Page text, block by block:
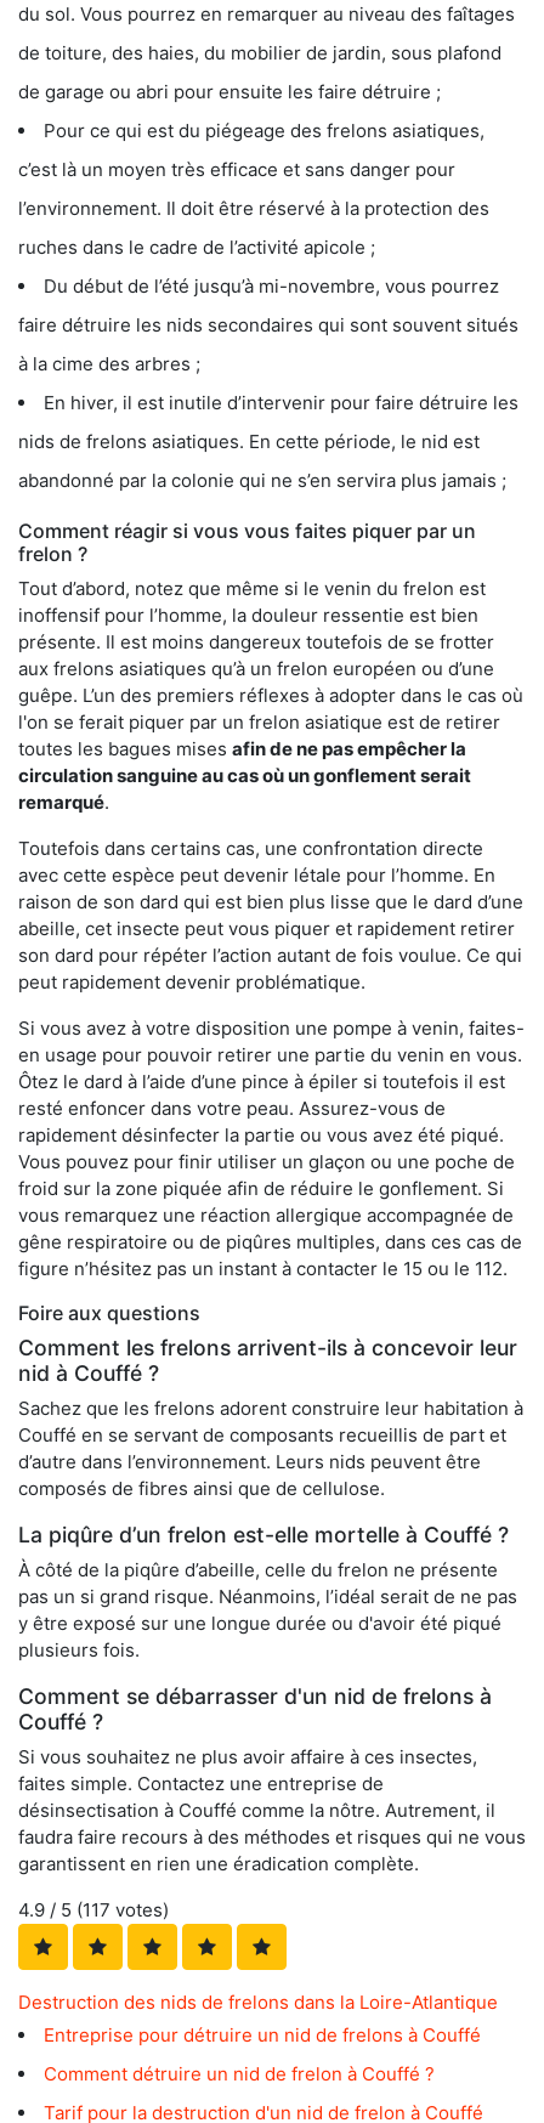
du sol. Vous pourrez en remarquer au niveau des faîtages
de toiture, des haies, du mobilier de jardin, sous plafond
de garage ou abri pour ensuite les faire détruire ;
Pour ce qui est du piégeage des frelons asiatiques,
c’est là un moyen très efficace et sans danger pour
l’environnement. Il doit être réservé à la protection des
ruches dans le cadre de l’activité apicole ;
Du début de l’été jusqu’à mi-novembre, vous pourrez
faire détruire les nids secondaires qui sont souvent situés
à la cime des arbres ;
En hiver, il est inutile d’intervenir pour faire détruire les
nids de frelons asiatiques. En cette période, le nid est
abandonné par la colonie qui ne s’en servira plus jamais ;
Comment réagir si vous vous faites piquer par un
frelon ?
Tout d’abord, notez que même si le venin du frelon est
inoffensif pour l’homme, la douleur ressentie est bien
présente. Il est moins dangereux toutefois de se frotter
aux frelons asiatiques qu’à un frelon européen ou d’une
guêpe. L’un des premiers réflexes à adopter dans le cas où
l'on se ferait piquer par un frelon asiatique est de retirer
toutes les bagues mises afin de ne pas empêcher la
circulation sanguine au cas où un gonflement serait
remarqué.
Toutefois dans certains cas, une confrontation directe
avec cette espèce peut devenir létale pour l’homme. En
raison de son dard qui est bien plus lisse que le dard d’une
abeille, cet insecte peut vous piquer et rapidement retirer
son dard pour répéter l’action autant de fois voulue. Ce qui
peut rapidement devenir problématique.
Si vous avez à votre disposition une pompe à venin, faites-
en usage pour pouvoir retirer une partie du venin en vous.
Ôtez le dard à l’aide d’une pince à épiler si toutefois il est
resté enfoncer dans votre peau. Assurez-vous de
rapidement désinfecter la partie ou vous avez été piqué.
Vous pouvez pour finir utiliser un glaçon ou une poche de
froid sur la zone piquée afin de réduire le gonflement. Si
vous remarquez une réaction allergique accompagnée de
gêne respiratoire ou de piqûres multiples, dans ces cas de
figure n’hésitez pas un instant à contacter le 15 ou le 112.
Foire aux questions
Comment les frelons arrivent-ils à concevoir leur
nid à Couffé ?
Sachez que les frelons adorent construire leur habitation à
Couffé en se servant de composants recueillis de part et
d’autre dans l’environnement. Leurs nids peuvent être
composés de fibres ainsi que de cellulose.
La piqûre d’un frelon est-elle mortelle à Couffé ?
À côté de la piqûre d’abeille, celle du frelon ne présente
pas un si grand risque. Néanmoins, l’idéal serait de ne pas
y être exposé sur une longue durée ou d'avoir été piqué
plusieurs fois.
Comment se débarrasser d'un nid de frelons à
Couffé ?
Si vous souhaitez ne plus avoir affaire à ces insectes,
faites simple. Contactez une entreprise de
désinsectisation à Couffé comme la nôtre. Autrement, il
faudra faire recours à des méthodes et risques qui ne vous
garantissent en rien une éradication complète.
4.9 / 5 (117 votes)
Destruction des nids de frelons dans la Loire-Atlantique
Entreprise pour détruire un nid de frelons à Couffé
Comment détruire un nid de frelon à Couffé ?
Tarif pour la destruction d'un nid de frelon à Couffé